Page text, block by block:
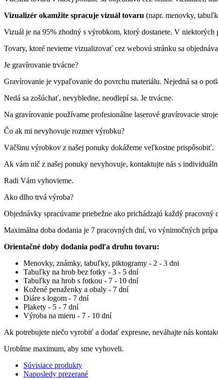
Vizualizér okamžite spracuje vizuál tovaru (napr. menovky,
Vizuál je na 95% zhodný s výrobkom, ktorý dostanete. V
Tovary, ktoré nevieme vizualizovať cez webovú stránku sa
Je gravírovanie trvácne?
Gravírovanie je vypaľovanie do povrchu materiálu. Nejedná sa o
Nedá sa zošúchať, nevybledne, neodlepí sa. Je trvácne.
Na gravírovanie používame profesionálne laserové gravírovacie
Čo ak mi nevyhovuje rozmer výrobku?
Väčšinu výrobkov z našej ponuky dokážeme veľkostne prispôsobiť.
Ak vám nič z našej ponuky nevyhovuje, kontaktujte nás s
Radi Vám vyhovieme.
Ako dlho trvá výroba?
Objednávky spracúvame priebežne ako prichádzajú každý pracovný
Maximálna doba dodania je 7 pracovných dní, vo výnimočných
Orientačné doby dodania podľa druhu tovaru:
Menovky, známky, tabuľky, piktogramy - 2 - 3 dni
Tabuľky na hrob bez fotky - 3 - 5 dní
Tabuľky na hrob s fotkou - 7 - 10 dní
Kožené penaženky a obaly - 7 dní
Diáre s logom - 7 dní
Plakety - 5 - 7 dní
Výroba na mieru - 7 - 10 dní
Ak potrebujete niečo vyrobiť a dodať expresne, neváhajte nás
Urobíme maximum, aby sme vyhoveli.
Súvisiace produkty
Naposledy prezerané